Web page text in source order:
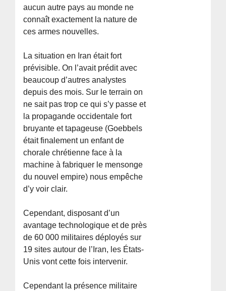
aucun autre pays au monde ne
connaît exactement la nature de
ces armes nouvelles.
La situation en Iran était fort
prévisible. On l’avait prédit avec
beaucoup d’autres analystes
depuis des mois. Sur le terrain on
ne sait pas trop ce qui s’y passe et
la propagande occidentale fort
bruyante et tapageuse (Goebbels
était finalement un enfant de
chorale chrétienne face à la
machine à fabriquer le mensonge
du nouvel empire) nous empêche
d’y voir clair.
Cependant, disposant d’un
avantage technologique et de près
de 60 000 militaires déployés sur
19 sites autour de l’Iran, les États-
Unis vont cette fois intervenir.
Cependant la présence militaire